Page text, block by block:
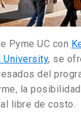
Pyme UC con
University, se
del
la
libre de costo.